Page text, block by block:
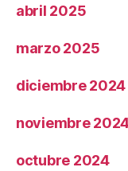
abril 2025
marzo 2025
diciembre 2024
noviembre
octubre 2024